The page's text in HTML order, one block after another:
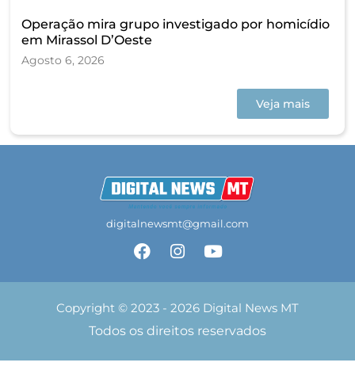
Operação mira grupo investigado por homicídio
em Mirassol D’Oeste
Agosto 6, 2026
Veja mais
digitalnewsmt@gmail.com
Copyright © 2023 - 2026 Digital News MT
Todos os direitos reservados